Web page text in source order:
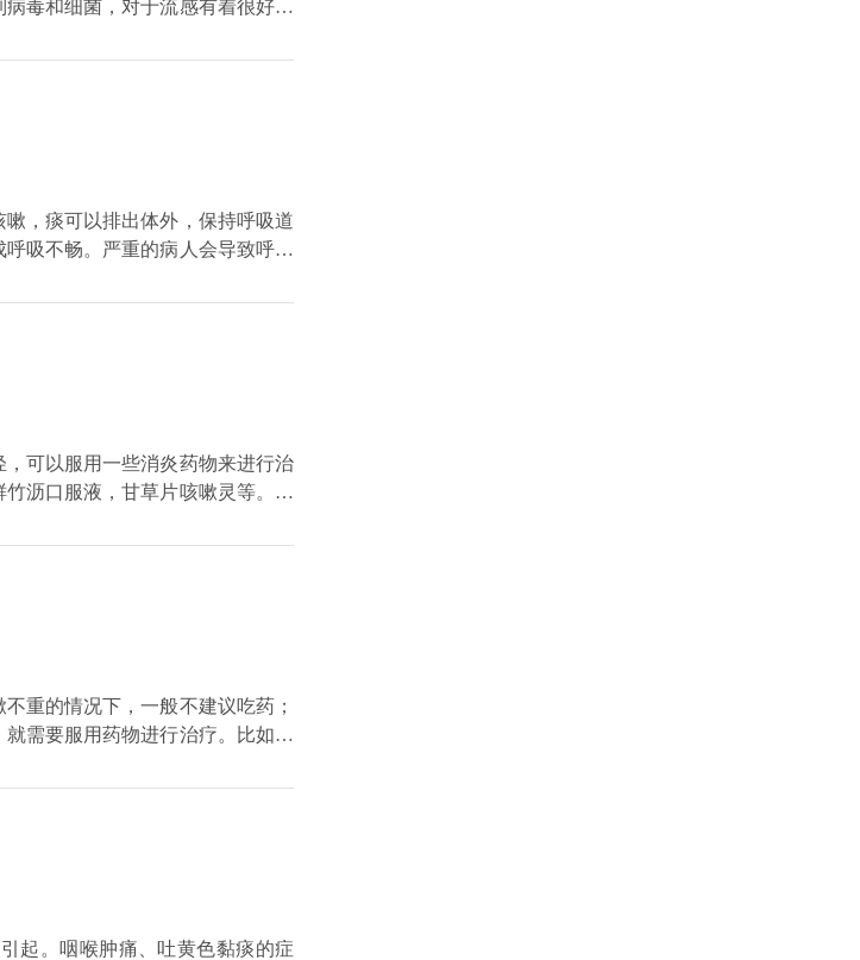
毒和细菌，对于流感有着很好的
，痰可以排出体外，保持呼吸道
吸不畅。严重的病人会导致呼吸
可以服用一些消炎药物来进行治
沥口服液，甘草片咳嗽灵等。如
重的情况下，一般不建议吃药；
需要服用药物进行治疗。比如食
2大碗水，煮半个小时左右，连果
口服液、板蓝根颗粒进行治疗，
起。咽喉肿痛、吐黄色黏痰的症